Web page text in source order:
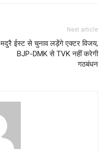
Next article
मदुरै ईस्ट से चुनाव लड़ेंगे एक्टर विजय,
BJP-DMK से TVK नहीं करेगी
गठबंधन